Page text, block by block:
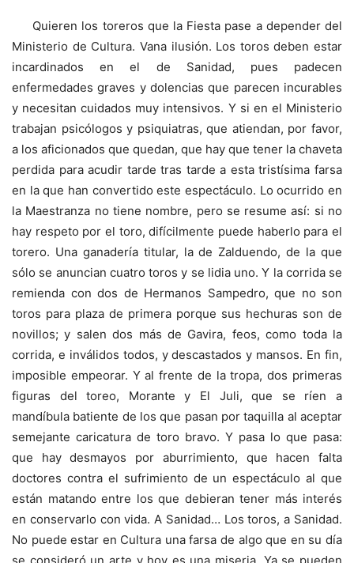
Quieren los toreros que la Fiesta pase a depender del
Ministerio de Cultura. Vana ilusión. Los toros deben estar
incardinados en el de Sanidad, pues padecen
enfermedades graves y dolencias que parecen incurables
y necesitan cuidados muy intensivos. Y si en el Ministerio
trabajan psicólogos y psiquiatras, que atiendan, por favor,
a los aficionados que quedan, que hay que tener la chaveta
perdida para acudir tarde tras tarde a esta tristísima farsa
en la que han convertido este espectáculo. Lo ocurrido en
la Maestranza no tiene nombre, pero se resume así: si no
hay respeto por el toro, difícilmente puede haberlo para el
torero. Una ganadería titular, la de Zalduendo, de la que
sólo se anuncian cuatro toros y se lidia uno. Y la corrida se
remienda con dos de Hermanos Sampedro, que no son
toros para plaza de primera porque sus hechuras son de
novillos; y salen dos más de Gavira, feos, como toda la
corrida, e inválidos todos, y descastados y mansos. En fin,
imposible empeorar. Y al frente de la tropa, dos primeras
figuras del toreo, Morante y El Juli, que se ríen a
mandíbula batiente de los que pasan por taquilla al aceptar
semejante caricatura de toro bravo. Y pasa lo que pasa:
que hay desmayos por aburrimiento, que hacen falta
doctores contra el sufrimiento de un espectáculo al que
están matando entre los que debieran tener más interés
en conservarlo con vida. A Sanidad… Los toros, a Sanidad.
No puede estar en Cultura una farsa de algo que en su día